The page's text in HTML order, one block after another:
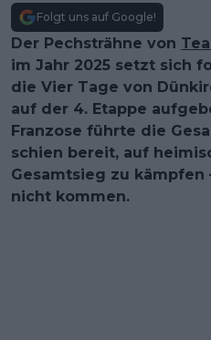
Folgt uns auf Google!
Der Pechsträhne von
im Jahr 2025 setzt sich
die Vier Tage von
auf der 4. Etappe
Franzose führte die
schien bereit, auf
Gesamtsieg zu kämpfen
nicht kommen.